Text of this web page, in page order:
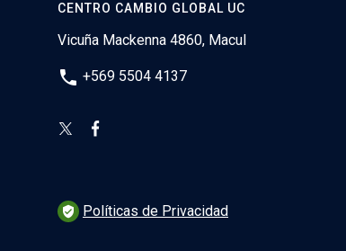
CENTRO CAMBIO GLOBAL UC
Vicuña Mackenna 4860, Macul
phone +569 5504 4137
verified_user Políticas de Privacidad